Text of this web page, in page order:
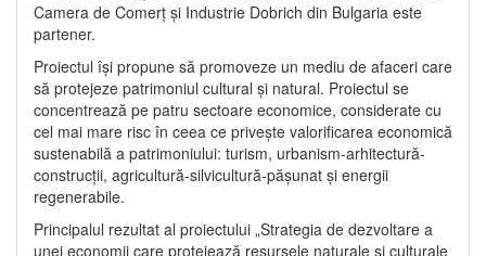
Camera de Comerț și Industrie Dobrich din Bulgaria este
partener.
Proiectul își propune să promoveze un mediu de afaceri care
să protejeze patrimoniul cultural și natural. Proiectul se
concentrează pe patru sectoare economice, considerate cu
cel mai mare risc în ceea ce privește valorificarea economică
sustenabilă a patrimoniului: turism, urbanism-arhitectură-
construcții, agricultură-silvicultură-pășunat și energii
regenerabile.
Principalul rezultat al proiectului „Strategia de dezvoltare a
unei economii care protejează resursele naturale și culturale